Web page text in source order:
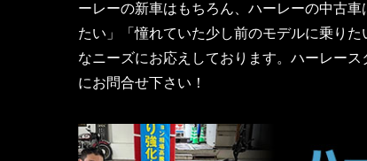
ーレーの新車はもちろん、ハーレーの中古
たい」「憧れていた少し前のモデルに乗り
なニーズにお応えしております。ハーレー
にお問合せ下さい！